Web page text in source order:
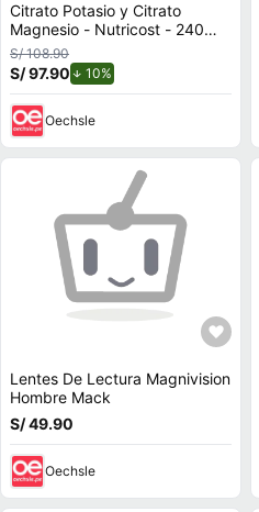
Citrato Potasio y Citrato
Magnesio - Nutricost - 240
Capsulas
S/ 108.90
S/ 97.90 10%
Oechsle
Lentes De Lectura Magnivision
Hombre Mack
S/ 49.90
Oechsle